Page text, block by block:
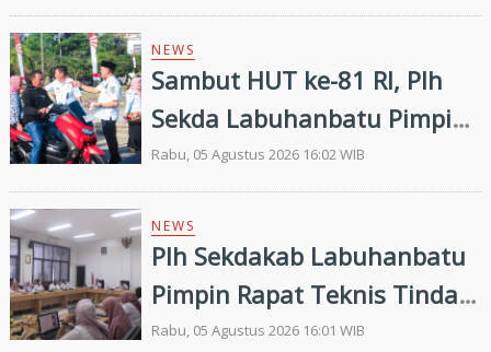
Depan Generasi Muda
NEWS
Sambut HUT ke-81 RI, Plh
Sekda Labuhanbatu Pimpin
Pembagian 300 Bendera
Merah Putih
Rabu, 05 Agustus 2026 16:02 WIB
NEWS
Plh Sekdakab Labuhanbatu
Pimpin Rapat Teknis Tindak
Lanjut Entry Meeting
Rabu, 05 Agustus 2026 16:01 WIB